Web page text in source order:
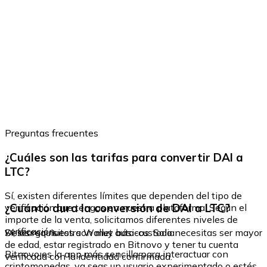
Preguntas frecuentes
¿Cuáles son las tarifas para convertir DAI a
LTC?
Sí, existen diferentes límites que dependen del tipo de
verificación que tengas en nuestra plataforma. Según el
importe de la venta, solicitamos diferentes niveles de
verificación.
¿Cuánto dura la conversión de DAI a LTC?
Sí, los requisitos son muy básicos. Solo necesitas ser mayor
de edad, estar registrado en Bitnovo y tener tu cuenta
verificada con la identidad confirmada.
Descarga nuestra Wallet auto-custodia
Bitnovo es la app más sencilla para interactuar con